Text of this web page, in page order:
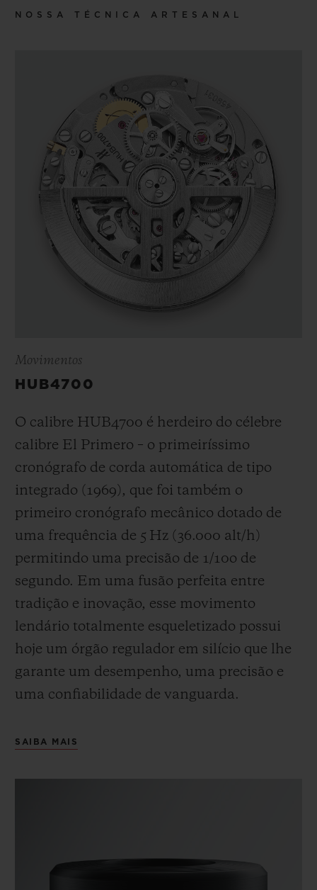
NOSSA TÉCNICA ARTESANAL
Movimentos
HUB4700
O calibre HUB4700 é herdeiro do célebre
calibre El Primero – o primeiríssimo
cronógrafo de corda automática de tipo
integrado (1969), que foi também o
primeiro cronógrafo mecânico dotado de
uma frequência de 5 Hz ( 36.000 alt/h )
permitindo uma precisão de 1/10o de
segundo. Em uma fusão perfeita entre
tradição e inovação, esse movimento
lendário totalmente esqueletizado possui
hoje um órgão regulador em silício que lhe
garante um desempenho, uma precisão e
uma confiabilidade de vanguarda.
SAIBA MAIS